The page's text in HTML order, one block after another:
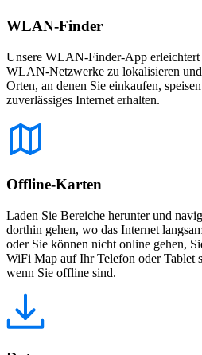
WLAN-Finder
Unsere WLAN-Finder-App erleichtert
WLAN-Netzwerke zu lokalisieren
Orten, an denen Sie einkaufen,
zuverlässiges Internet erhalten.
Offline-Karten
Laden Sie Bereiche herunter und
dorthin gehen, wo das Internet
oder Sie können nicht online gehen,
WiFi Map auf Ihr Telefon oder Tablet
wenn Sie offline sind.